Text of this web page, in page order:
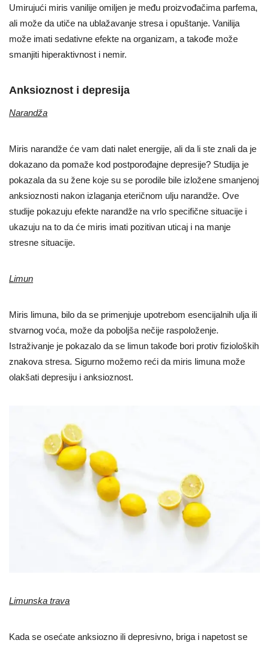
Umirujući miris vanilije omiljen je među proizvođačima parfema,
ali može da utiče na ublažavanje stresa i opuštanje. Vanilija
može imati sedativne efekte na organizam, a takođe može
smanjiti hiperaktivnost i nemir.
Anksioznost i depresija
Narandža
Miris narandže će vam dati nalet energije, ali da li ste znali da je
dokazano da pomaže kod postporođajne depresije? Studija je
pokazala da su žene koje su se porodile bile izložene smanjenoj
anksioznosti nakon izlaganja eteričnom ulju narandže. Ove
studije pokazuju efekte narandže na vrlo specifične situacije i
ukazuju na to da će miris imati pozitivan uticaj i na manje
stresne situacije.
Limun
Miris limuna, bilo da se primenjuje upotrebom esencijalnih ulja ili
stvarnog voća, može da poboljša nečije raspoloženje.
Istraživanje je pokazalo da se limun takođe bori protiv fizioloških
znakova stresa. Sigurno možemo reći da miris limuna može
olakšati depresiju i anksioznost.
Limunska trava
Kada se osećate anksiozno ili depresivno, briga i napetost se